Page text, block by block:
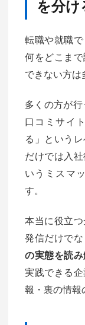
を分け
転職や就職で
何をどこま
できない方は
多くの方が行
口コミサイ
る」という
だけでは入
いうミスマ
す。
本当に役立
発信だけでな
の実態を読
実践できる
報・裏の情報